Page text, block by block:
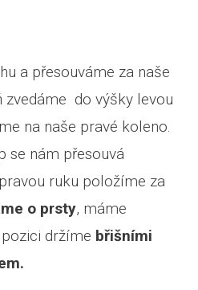
a přesouváme za naše
zvedáme do výšky levou
na naše pravé koleno.
se nám přesouvá
ruku položíme za
o prsty, máme
držíme břišními